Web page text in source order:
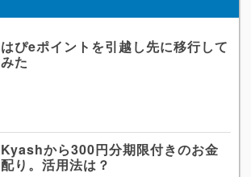
はぴeポイントを引越し先に移行して
みた
Kyashから300円分期限付きのお金
配り。活用法は？